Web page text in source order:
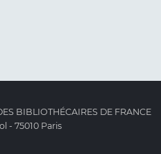
BIBLIOTHÉCAIRES DE FRANCE
- 75010 Paris